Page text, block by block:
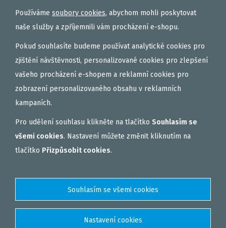
TEKUTÉ
OBALOVAČKY
VAŘENÝ PARTIKL
BIŽUTERIE NA MONTÁŽE
DÁRKOVÝ POUKAZ, DÁRKOVÁ KAZETA
AKČNÍ SETY
VNADÍCÍ, KRMÍTKOVÉ SMĚSI
PVA PUNČOCHY A SÁČKY
Používáme soubory cookies, abychom mohli poskytovat
naše služby a zpříjemnili vám procházení e-shopu.
Pokud souhlasíte budeme používat analytické cookies pro
zjištění návštěvnosti, personalizované cookies pro zlepšení
vašeho procházení e-shopem a reklamní cookies pro
zobrazení personalizovaného obsahu v reklamních
kampaních.
Pro udělení souhlasu klikněte na tlačítko Souhlasím se
všemi cookies. Nastavení můžete změnit kliknutím na
tlačítko Přizpůsobit cookies.